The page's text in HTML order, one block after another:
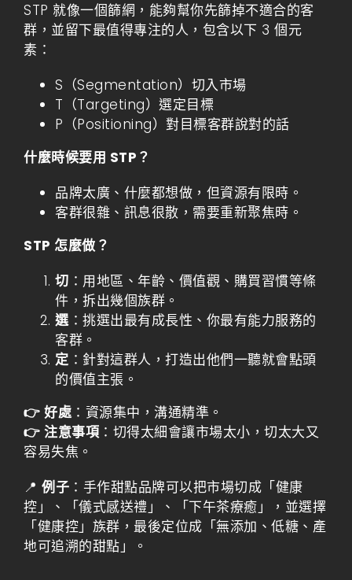
STP 就像一個篩網，能夠幫你先篩掉不適合的客
群，並留下最值得專注的人，包含以下 3 個元
素：
S（Segmentation）切入市場
T（Targeting）選定目標
P（Positioning）對目標客群說對的話
什麼時候要用 STP？
品牌太廣、什麼都想做，但資源有限時。
客群很雜、訊息很散，需要重新聚焦時。
STP 怎麼做？
切 ：用地區、年齡、價值觀、購買習慣等條
件，拆出幾個族群。
選：挑選出最有成長性、你最有能力服務的
客群。
定 ：針對這群人，打造出他們一聽就會點頭
的價值主張。
👉 好處：資源集中，溝通精準。
👉 注意事項：切得太細會讓市場太小，切太大又
容易失焦。
📍 例子 ：手作甜點品牌可以把市場切成「健康
控」、「儀式感送禮」、「下午茶療癒」，並選擇
「健康控」族群，最後定位成「無添加、低糖、產
地可追溯的甜點」。